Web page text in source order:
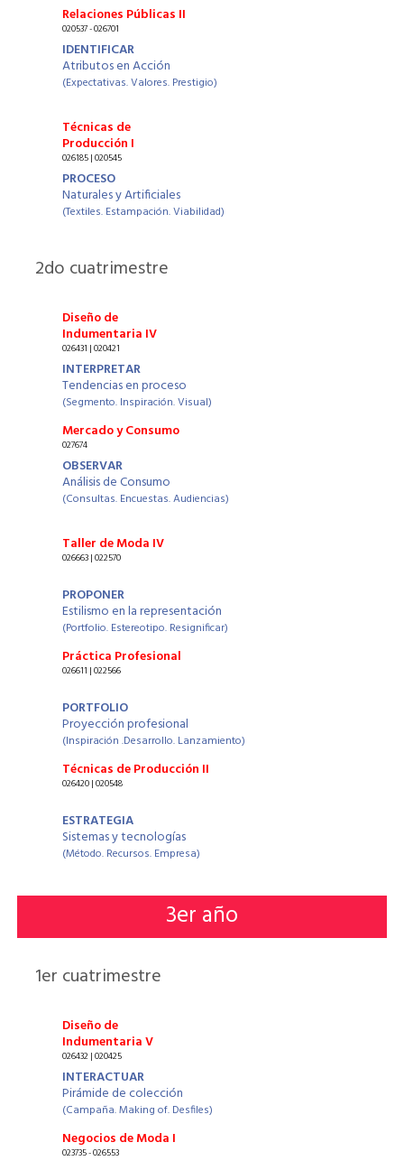
Relaciones Públicas II
020537 - 026701
IDENTIFICAR
Atributos en Acción
(Expectativas. Valores. Prestigio)
Técnicas de
Producción I
026185 | 020545
PROCESO
Naturales y Artificiales
(Textiles. Estampación. Viabilidad)
2do cuatrimestre
Diseño de
Indumentaria IV
026431 | 020421
INTERPRETAR
Tendencias en proceso
(Segmento. Inspiración. Visual)
Mercado y Consumo
027674
OBSERVAR
Análisis de Consumo
(Consultas. Encuestas. Audiencias)
Taller de Moda IV
026663 | 022570
PROPONER
Estilismo en la representación
(Portfolio. Estereotipo. Resignificar)
Práctica Profesional
026611 | 022566
PORTFOLIO
Proyección profesional
(Inspiración .Desarrollo. Lanzamiento)
Técnicas de Producción II
026420 | 020548
ESTRATEGIA
Sistemas y tecnologías
(Método. Recursos. Empresa)
3er año
1er cuatrimestre
Diseño de
Indumentaria V
026432 | 020425
INTERACTUAR
Pirámide de colección
(Campaña. Making of. Desfiles)
Negocios de Moda I
023735 - 026553